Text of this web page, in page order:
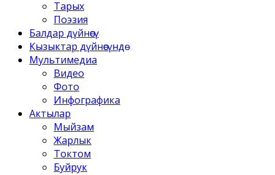
Тарых
Поэзия
Балдар дүйнөсү
Кызыктар дүйнөсүндө
Мультимедиа
Видео
Фото
Инфографика
Актылар
Мыйзам
Жарлык
Токтом
Буйрук